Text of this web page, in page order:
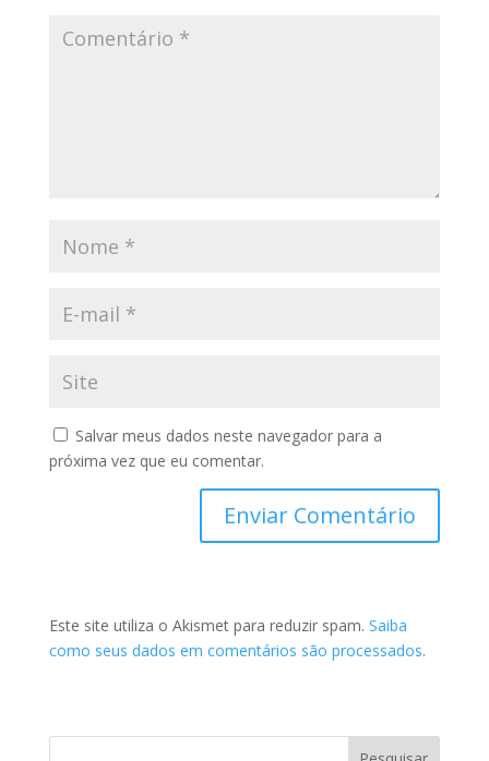
Salvar meus dados neste navegador para a
próxima vez que eu comentar.
Este site utiliza o Akismet para reduzir spam. Saiba
como seus dados em comentários são processados.